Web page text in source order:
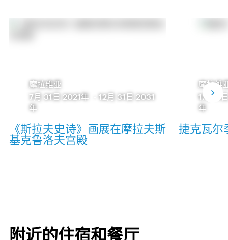
摩拉维亚
7月 31日 2021年
12月 31日 2031
年
《斯拉夫史诗》画展在摩拉夫斯
基克鲁洛夫宫殿
摩拉维
1月 31
年
捷克瓦尔
附近的住宿和餐厅